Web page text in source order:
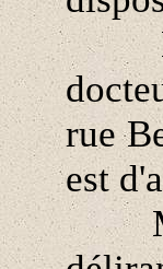
Dès
rue
est